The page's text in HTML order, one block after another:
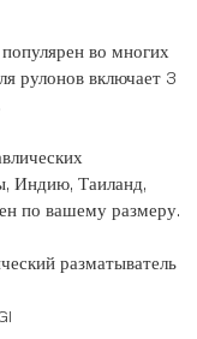
во многих
рулонов включает 3
Индию, Таиланд,
по вашему размеру.
разматыватель